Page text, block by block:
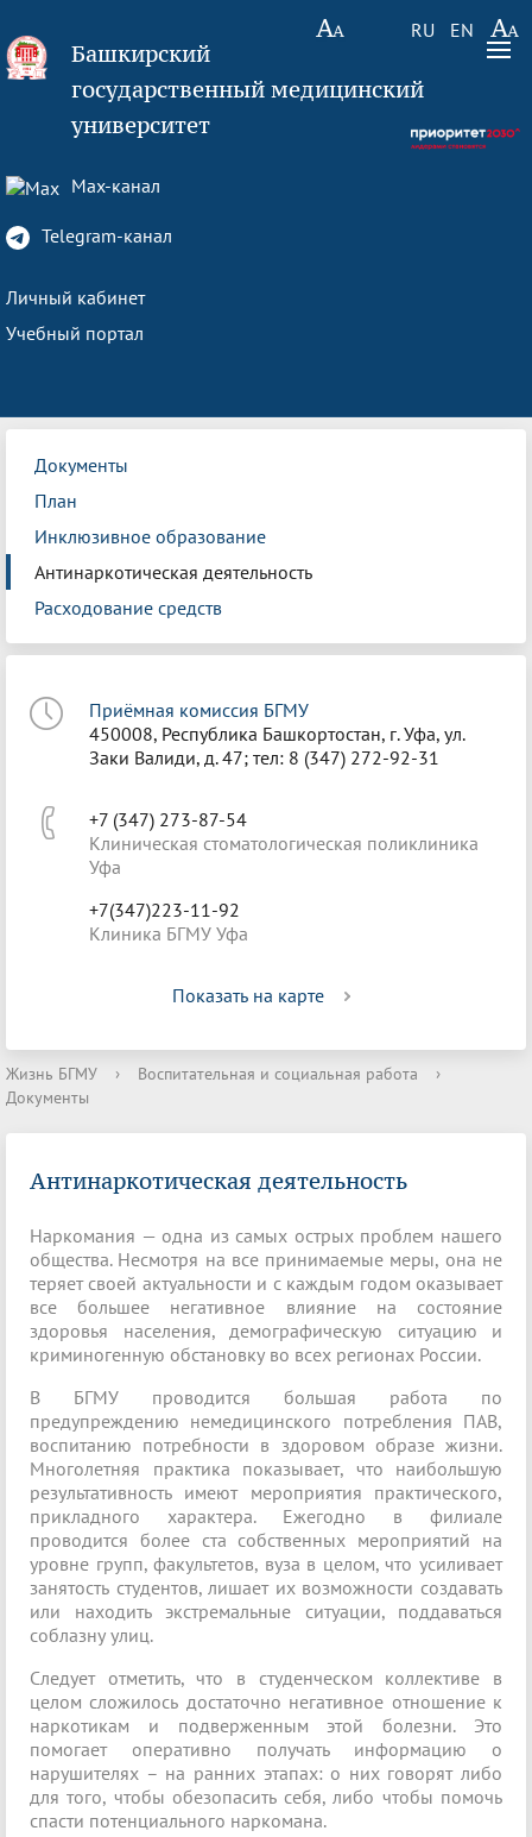
RU EN
Башкирский
государственный медицинский
университет
Max-канал
Telegram-канал
Личный кабинет
Учебный портал
Документы
План
Инклюзивное образование
Антинаркотическая деятельность
Расходование средств
Приёмная комиссия БГМУ
450008, Республика Башкортостан, г. Уфа, ул.
Заки Валиди, д. 47; тел: 8 (347) 272-92-31
+7 (347) 273-87-54
Клиническая стоматологическая поликлиника
Уфа
+7(347)223-11-92
Клиника БГМУ Уфа
Показать на карте
Жизнь БГМУ › Воспитательная и социальная работа
›
Документы
Антинаркотическая деятельность
Наркомания — одна из самых острых проблем нашего
общества. Несмотря на все принимаемые меры, она не
теряет своей актуальности и с каждым годом оказывает
все большее негативное влияние на состояние
здоровья населения, демографическую ситуацию и
криминогенную обстановку во всех регионах России.
В БГМУ проводится большая работа по
предупреждению немедицинского потребления ПАВ,
воспитанию потребности в здоровом образе жизни.
Многолетняя практика показывает, что наибольшую
результативность имеют мероприятия практического,
прикладного характера. Ежегодно в филиале
проводится более ста собственных мероприятий на
уровне групп, факультетов, вуза в целом, что усиливает
занятость студентов, лишает их возможности создавать
или находить экстремальные ситуации, поддаваться
соблазну улиц.
Следует отметить, что в студенческом коллективе в
целом сложилось достаточно негативное отношение к
наркотикам и подверженным этой болезни. Это
помогает оперативно получать информацию о
нарушителях – на ранних этапах: о них говорят либо
для того, чтобы обезопасить себя, либо чтобы помочь
спасти потенциального наркомана.